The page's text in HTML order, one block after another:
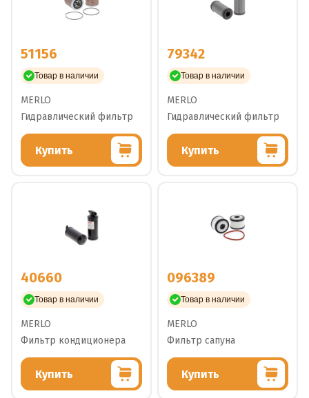
51156
Товар в наличии
MERLO
Гидравлический фильтр
Купить
79342
Товар в наличии
MERLO
Гидравлический фильтр
Купить
40660
Товар в наличии
MERLO
Фильтр кондиционера
Купить
096389
Товар в наличии
MERLO
Фильтр сапуна
Купить